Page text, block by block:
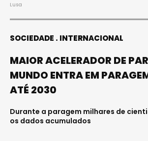
Lusa
SOCIEDADE INTERNACIONAL
MAIOR ACELERADOR DE
MUNDO ENTRA EM
ATÉ 2030
Durante a paragem milhares de
os dados acumulados